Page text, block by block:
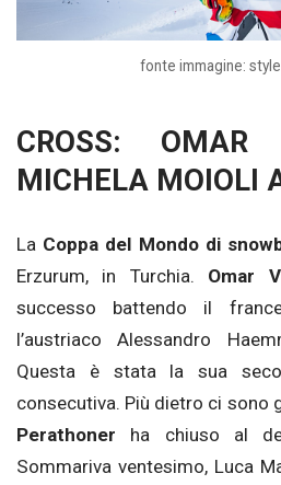
fonte immagine:
CROSS:
MICHELA MOIOLI
La Coppa del Mondo di
Erzurum, in Turchia. Omar
successo battendo il
l’austriaco Alessandro
Questa è stata la sua
consecutiva. Più dietro ci sono
Perathoner ha chiuso al
Sommariva ventesimo, Luca